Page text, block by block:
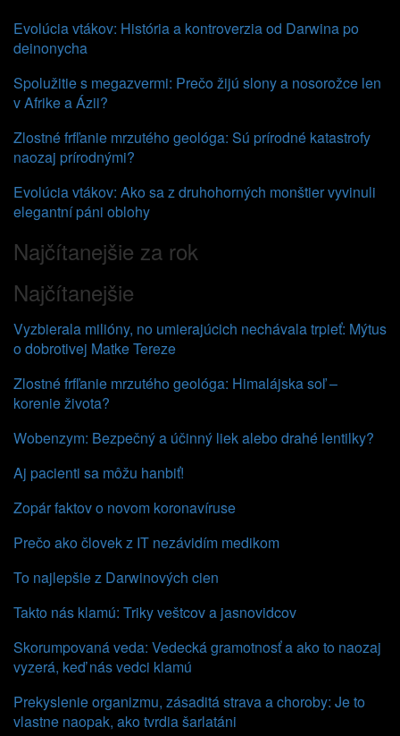
Evolúcia vtákov: História a kontroverzia od Darwina po
deinonycha
Spolužitie s megazvermi: Prečo žijú slony a nosorožce len
v Afrike a Ázii?
Zlostné frfľanie mrzutého geológa: Sú prírodné katastrofy
naozaj prírodnými?
Evolúcia vtákov: Ako sa z druhohorných monštier vyvinuli
elegantní páni oblohy
Najčítanejšie za rok
Najčítanejšie
Vyzbierala milióny, no umierajúcich nechávala trpieť: Mýtus
o dobrotivej Matke Tereze
Zlostné frfľanie mrzutého geológa: Himalájska soľ –
korenie života?
Wobenzym: Bezpečný a účinný liek alebo drahé lentilky?
Aj pacienti sa môžu hanbiť!
Zopár faktov o novom koronavíruse
Prečo ako človek z IT nezávidím medikom
To najlepšie z Darwinových cien
Takto nás klamú: Triky veštcov a jasnovidcov
Skorumpovaná veda: Vedecká gramotnosť a ako to naozaj
vyzerá, keď nás vedci klamú
Prekyslenie organizmu, zásaditá strava a choroby: Je to
vlastne naopak, ako tvrdia šarlatáni